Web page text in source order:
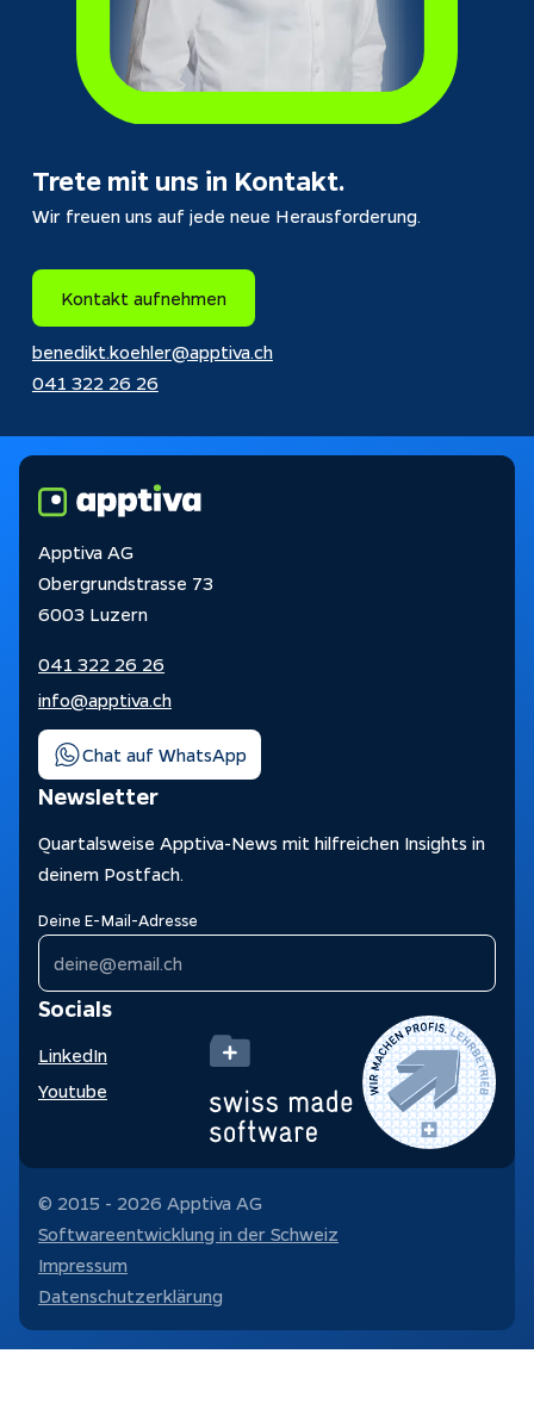
Trete mit uns in Kontakt.
Wir freuen uns auf jede neue Herausforderung.
Kontakt aufnehmen
benedikt.koehler@apptiva.ch
041 322 26 26
Apptiva AG
Obergrundstrasse 73
6003 Luzern
041 322 26 26
info@apptiva.ch
Chat auf WhatsApp
Newsletter
Quartalsweise Apptiva-News mit hilfreichen Insights in
deinem Postfach.
Deine E-Mail-Adresse
Socials
LinkedIn
Youtube
© 2015 - 2026 Apptiva AG
Softwareentwicklung in der Schweiz
Impressum
Datenschutzerklärung